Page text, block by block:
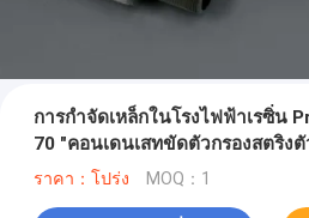
การกำจัดเหล็กในโรงไฟฟ้าเรซิ่น
70 "คอนเดนเสทขัดตัวกรองสตริง
ราคา：โปร่ง MOQ：1